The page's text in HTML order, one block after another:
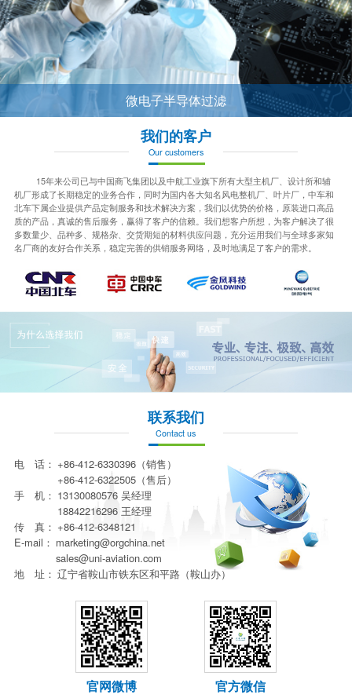
微电子半导体过滤
我们的客户
Our customers
15年来公司已与中国商飞集团以及中航工业旗下所有大型主机厂、设计所和辅
机厂形成了长期稳定的业务合作，同时为国内各大知名风电整机厂、叶片厂，中车和
北车下属企业提供产品定制服务和技术解决方案，我们以优势的价格，原装进口高品
质的产品，真诚的售后服务，赢得了客户的信赖。我们想客户所想，为客户解决了很
多数量少、品种多、规格杂、交货期短的材料供应问题，充分运用我们与全球多家知
名厂商的友好合作关系，稳定完善的供销服务网络，及时地满足了客户的需求。
联系我们
Contact us
电 话： +86-412-6330396（销售）
+86-412-6322505（售后）
手 机： 13130080576 吴经理
18842216296 王经理
传 真： +86-412-6348121
E-mail： marketing@orgchina.net
sales@uni-aviation.com
地 址： 辽宁省鞍山市铁东区和平路（鞍山办）
官网微博 官方微信